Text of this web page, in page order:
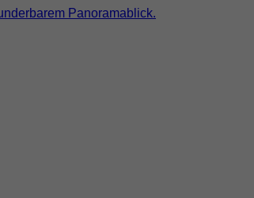
Panoramablick.